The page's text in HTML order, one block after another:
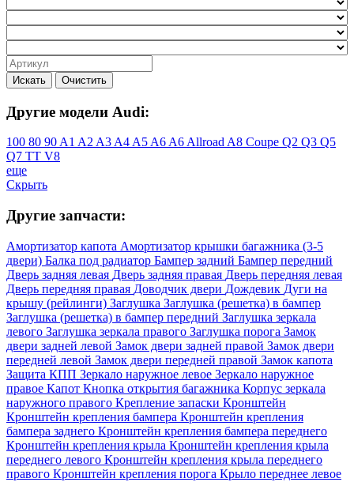
Искать Очистить
Другие модели Audi:
100 80 90 A1 A2 A3 A4 A5 A6 A6 Allroad A8 Coupe Q2 Q3 Q5
Q7 TT V8
еще
Скрыть
Другие запчасти:
Амортизатор капота Амортизатор крышки багажника (3-5
двери) Балка под радиатор Бампер задний Бампер передний
Дверь задняя левая Дверь задняя правая Дверь передняя левая
Дверь передняя правая Доводчик двери Дождевик Дуги на
крышу (рейлинги) Заглушка Заглушка (решетка) в бампер
Заглушка (решетка) в бампер передний Заглушка зеркала
левого Заглушка зеркала правого Заглушка порога Замок
двери задней левой Замок двери задней правой Замок двери
передней левой Замок двери передней правой Замок капота
Защита КПП Зеркало наружное левое Зеркало наружное
правое Капот Кнопка открытия багажника Корпус зеркала
наружного правого Крепление запаски Кронштейн
Кронштейн крепления бампера Кронштейн крепления
бампера заднего Кронштейн крепления бампера переднего
Кронштейн крепления крыла Кронштейн крепления крыла
переднего левого Кронштейн крепления крыла переднего
правого Кронштейн крепления порога Крыло переднее левое